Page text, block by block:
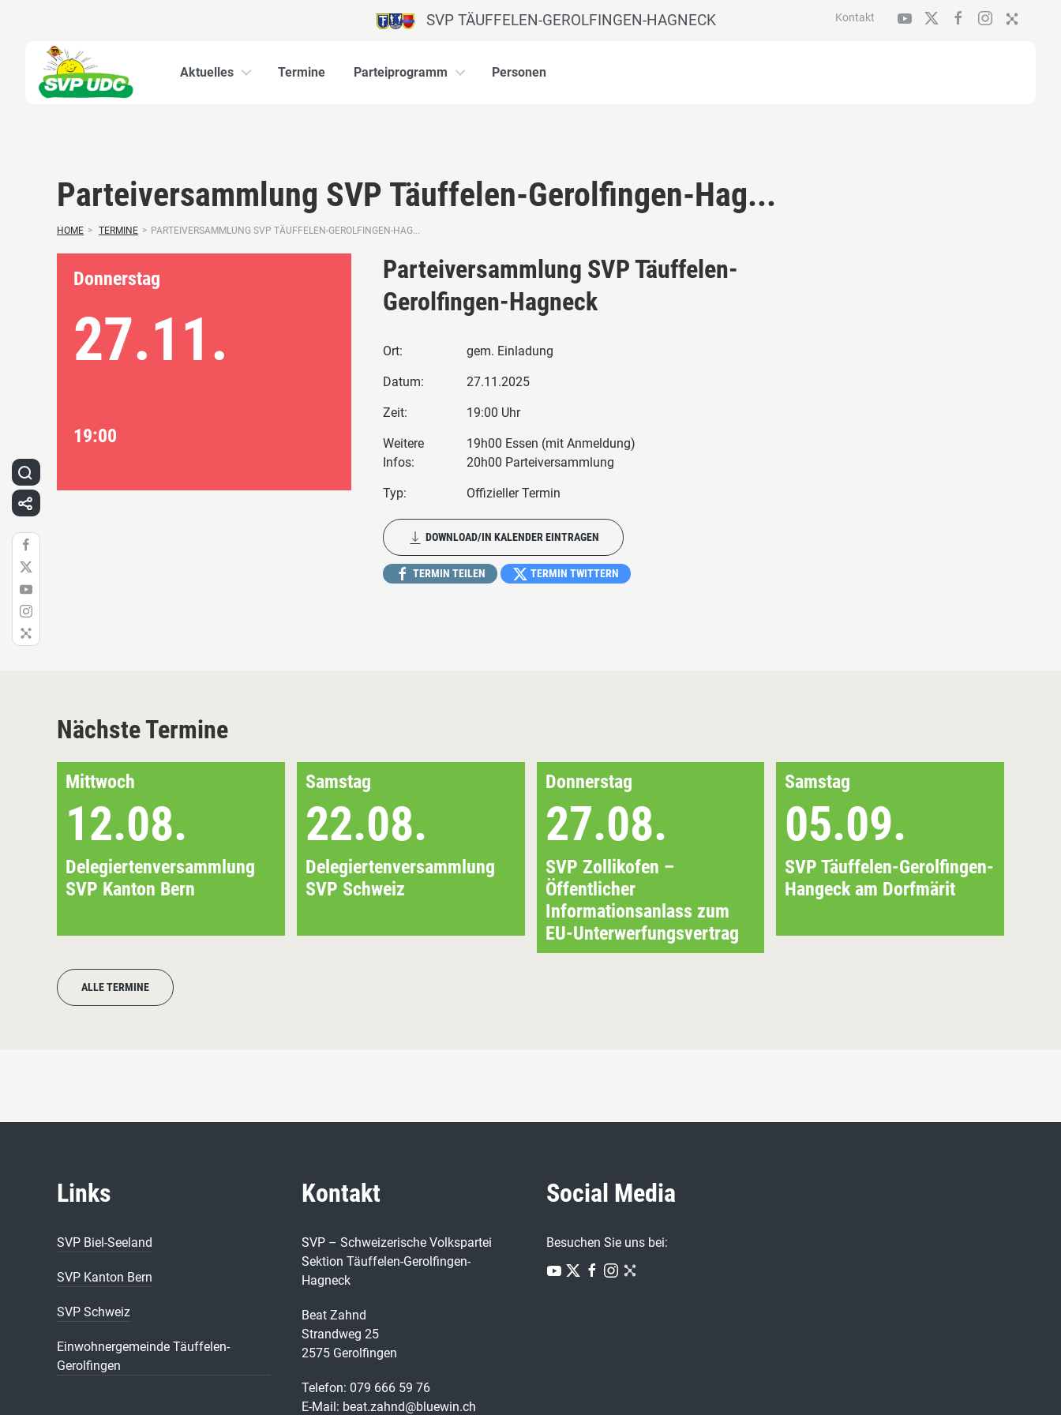
Kontakt
SVP TÄUFFELEN-GEROLFINGEN-HAGNECK
Aktuelles Termine Parteiprogramm Personen
Parteiversammlung SVP Täuffelen-Gerolfingen-Hag...
HOME > TERMINE > PARTEIVERSAMMLUNG SVP TÄUFFELEN-GEROLFINGEN-HAG...
Donnerstag
27.11.
19:00
Parteiversammlung SVP Täuffelen-
Gerolfingen-Hagneck
Ort: gem. Einladung
Datum: 27.11.2025
Zeit: 19:00 Uhr
Weitere
Infos:
19h00 Essen (mit Anmeldung)
20h00 Parteiversammlung
Typ: Offizieller Termin
DOWNLOAD/IN KALENDER EINTRAGEN
TERMIN TEILEN TERMIN TWITTERN
Nächste Termine
Mittwoch
12.08.
Delegiertenversammlung
SVP Kanton Bern
Samstag
22.08.
Delegiertenversammlung
SVP Schweiz
Donnerstag
27.08.
SVP Zollikofen –
Öffentlicher
Informationsanlass zum
EU-Unterwerfungsvertrag
Samstag
05.09.
SVP Täuffelen-Gerolfingen-
Hangeck am Dorfmärit
ALLE TERMINE
Links
SVP Biel-Seeland
SVP Kanton Bern
SVP Schweiz
Einwohnergemeinde Täuffelen-
Gerolfingen
Kontakt
SVP – Schweizerische Volkspartei
Sektion Täuffelen-Gerolfingen-
Hagneck
Beat Zahnd
Strandweg 25
2575 Gerolfingen
Telefon: 079 666 59 76
E-Mail: beat.zahnd@bluewin.ch
Social Media
Besuchen Sie uns bei: